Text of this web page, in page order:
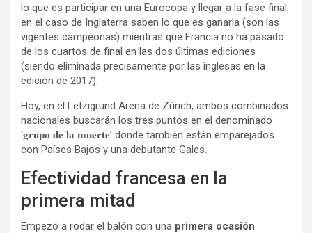
lo que es participar en una Eurocopa y llegar a la fase final:
en el caso de Inglaterra saben lo que es ganarla (son las
vigentes campeonas) mientras que Francia no ha pasado
de los cuartos de final en las dos últimas ediciones
(siendo eliminada precisamente por las inglesas en la
edición de 2017).
Hoy, en el Letzigrund Arena de Zúrich, ambos combinados
nacionales buscarán los tres puntos en el denominado
‘𝐠𝐫𝐮𝐩𝐨 𝐝𝐞 𝐥𝐚 𝐦𝐮𝐞𝐫𝐭𝐞’ donde también están emparejados
con Países Bajos y una debutante Gales.
Efectividad francesa en la
primera mitad
Empezó a rodar el balón con una primera ocasión